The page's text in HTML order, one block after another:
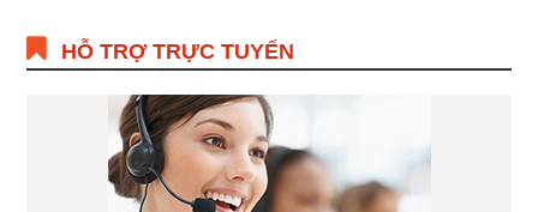
HỖ TRỢ TRỰC TUYẾN